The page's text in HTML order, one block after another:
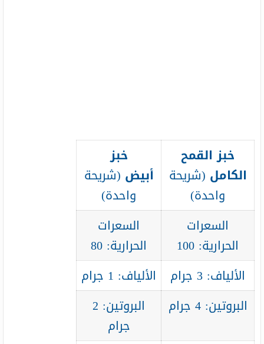
خبز القمح
الكامل (شريحة
واحدة)
خبز
أبيض (شريحة
واحدة)
السعرات
الحرارية: 100
السعرات
الحرارية: 80
الألياف: 3 جرام
الألياف: 1 جرام
البروتين: 4 جرام
البروتين: 2
جرام